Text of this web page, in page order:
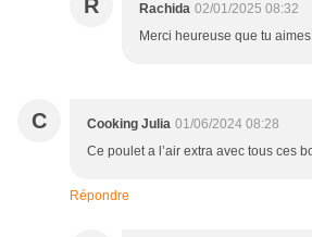
R Rachida 02/01/2025 08:32
Merci heureuse que tu
C Cooking Julia 01/06/2024 08:28
Ce poulet a l’air extra avec tous ces
Répondre